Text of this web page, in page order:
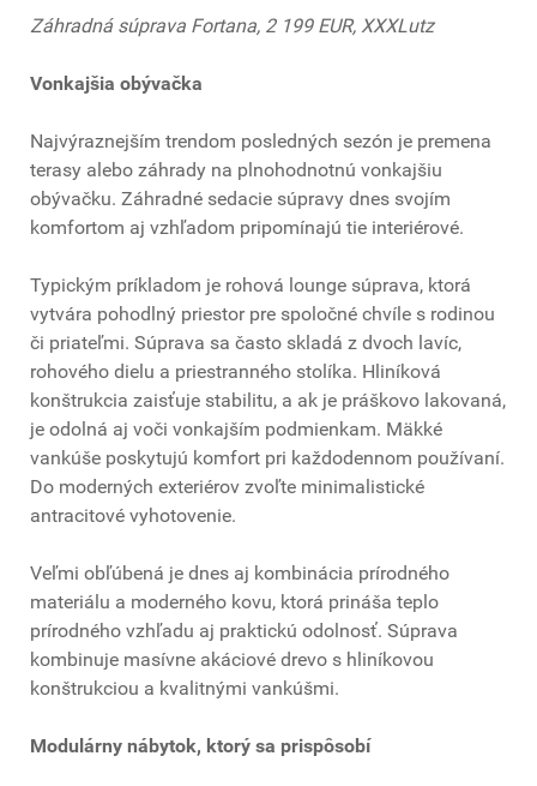
Záhradná súprava Fortana, 2 199 EUR, XXXLutz
Vonkajšia obývačka
Najvýraznejším trendom posledných sezón je premena
terasy alebo záhrady na plnohodnotnú vonkajšiu
obývačku. Záhradné sedacie súpravy dnes svojím
komfortom aj vzhľadom pripomínajú tie interiérové.
Typickým príkladom je rohová lounge súprava, ktorá
vytvára pohodlný priestor pre spoločné chvíle s rodinou
či priateľmi. Súprava sa často skladá z dvoch lavíc,
rohového dielu a priestranného stolíka. Hliníková
konštrukcia zaisťuje stabilitu, a ak je práškovo lakovaná,
je odolná aj voči vonkajším podmienkam. Mäkké
vankúše poskytujú komfort pri každodennom používaní.
Do moderných exteriérov zvoľte minimalistické
antracitové vyhotovenie.
Veľmi obľúbená je dnes aj kombinácia prírodného
materiálu a moderného kovu, ktorá prináša teplo
prírodného vzhľadu aj praktickú odolnosť. Súprava
kombinuje masívne akáciové drevo s hliníkovou
konštrukciou a kvalitnými vankúšmi.
Modulárny nábytok, ktorý sa prispôsobí